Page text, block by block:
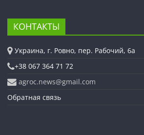
КОНТАКТЫ
Украина, г. Ровно, пер. Рабочий, 6а
+38 067 364 71 72
agroc.news@gmail.com
Обратная связь